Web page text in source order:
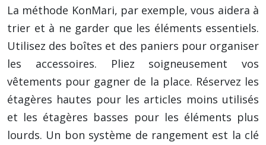
La méthode KonMari, par exemple, vous aidera à
trier et à ne garder que les éléments essentiels.
Utilisez des boîtes et des paniers pour organiser
les accessoires. Pliez soigneusement vos
vêtements pour gagner de la place. Réservez les
étagères hautes pour les articles moins utilisés
et les étagères basses pour les éléments plus
lourds. Un bon système de rangement est la clé